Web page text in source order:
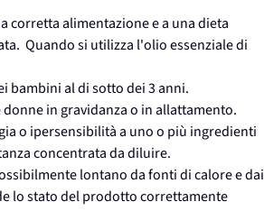
corretta alimentazione e a una dieta
Quando si utilizza l'olio essenziale di
bambini al di sotto dei 3 anni.
in gravidanza o in allattamento.
o ipersensibilità a uno o più ingredienti
concentrata da diluire.
lontano da fonti di calore e dai
lo stato del prodotto correttamente